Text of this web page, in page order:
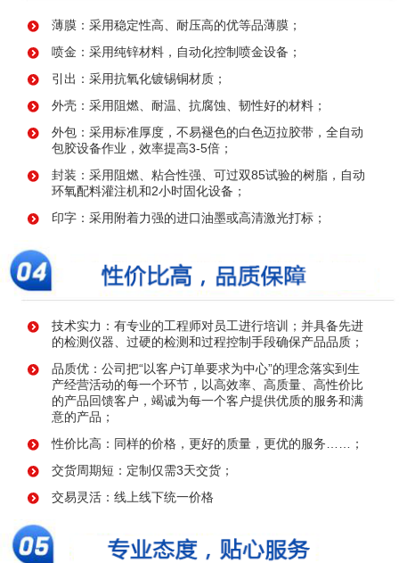
薄膜：采用稳定性高、耐压高的优等品薄膜；
喷金：采用纯锌材料，自动化控制喷金设备；
引出：采用抗氧化镀锡铜材质；
外壳：采用阻燃、耐温、抗腐蚀、韧性好的材料；
外包：采用标准厚度，不易褪色的白色迈拉胶带，全自动
包胶设备作业，效率提高3-5倍；
封装：采用阻燃、粘合性强、可过双85试验的树脂，自动
环氧配料灌注机和2小时固化设备；
印字：采用附着力强的进口油墨或高清激光打标；
技术实力：有专业的工程师对员工进行培训；并具备先进
的检测仪器、过硬的检测和过程控制手段确保产品品质；
品质优：公司把“以客户订单要求为中心”的理念落实到生
产经营活动的每一个环节，以高效率、高质量、高性价比
的产品回馈客户，竭诚为每一个客户提供优质的服务和满
意的产品；
性价比高：同样的价格，更好的质量，更优的服务……；
交货周期短：定制仅需3天交货；
交易灵活：线上线下统一价格